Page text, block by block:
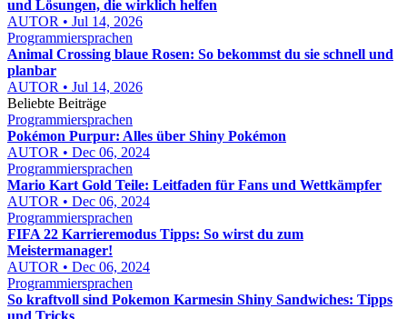
und Lösungen, die wirklich helfen
AUTOR • Jul 14, 2026
Programmiersprachen
Animal Crossing blaue Rosen: So bekommst du sie schnell und
planbar
AUTOR • Jul 14, 2026
Beliebte Beiträge
Programmiersprachen
Pokémon Purpur: Alles über Shiny Pokémon
AUTOR • Dec 06, 2024
Programmiersprachen
Mario Kart Gold Teile: Leitfaden für Fans und Wettkämpfer
AUTOR • Dec 06, 2024
Programmiersprachen
FIFA 22 Karrieremodus Tipps: So wirst du zum
Meistermanager!
AUTOR • Dec 06, 2024
Programmiersprachen
So kraftvoll sind Pokemon Karmesin Shiny Sandwiches: Tipps
und Tricks